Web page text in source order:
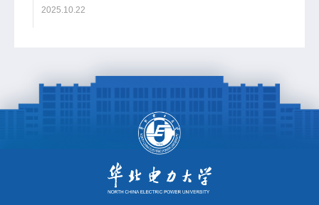
2025.10.22